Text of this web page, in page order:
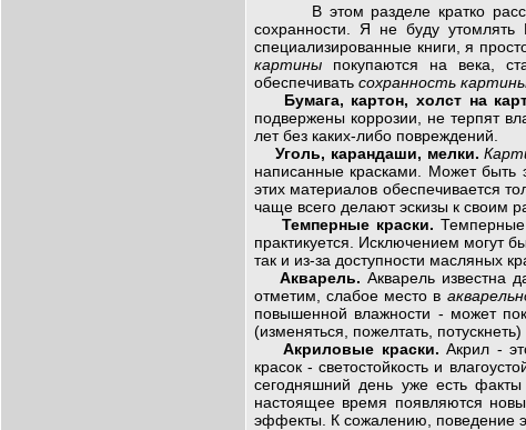
В этом разделе кратко
сохранности. Я не буду
специализированные книги, я
картины покупаются на века,
обеспечивать сохранность
Бумага, картон, холст на
подвержены коррозии, не терпят
лет без каких-либо повреждений.
Уголь, карандаши, мелки.
написанные красками. Может быть
этих материалов обеспечивается
чаще всего делают эскизы к своим
Темперные краски.
практикуется. Исключением могут
так и из-за доступности масляных
Акварель. Акварель известна
отметим, слабое место в
повышенной влажности - может
(изменяться, пожелтать,
Акриловые краски. Акрил -
красок - светостойкость и
сегодняшний день уже есть факты
настоящее время появляются
эффекты. К сожалению, поведение